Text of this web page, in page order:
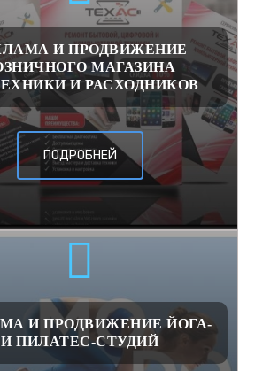
И ПРОДВИЖЕНИЕ
МАГАЗИНА
И РАСХОДНИКОВ
ПОДРОБНЕЙ
И ПРОДВИЖЕНИЕ ЙОГА-
И ПИЛАТЕС-СТУДИЙ